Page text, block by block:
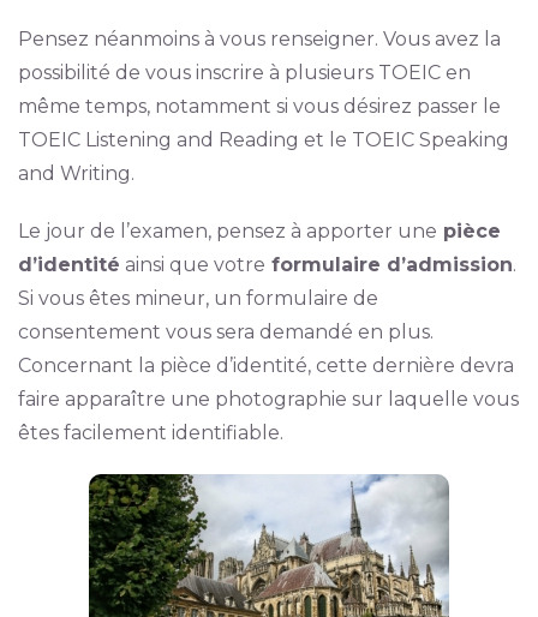
Pensez néanmoins à vous renseigner. Vous avez la
possibilité de vous inscrire à plusieurs TOEIC en
même temps, notamment si vous désirez passer le
TOEIC Listening and Reading et le TOEIC Speaking
and Writing.
Le jour de l’examen, pensez à apporter une pièce
d’identité ainsi que votre formulaire d’admission.
Si vous êtes mineur, un formulaire de
consentement vous sera demandé en plus.
Concernant la pièce d’identité, cette dernière devra
faire apparaître une photographie sur laquelle vous
êtes facilement identifiable.